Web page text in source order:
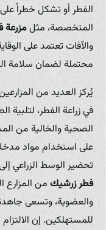
الفطر أو تشكل خطراً
المتخصصة، مثلمزرعة
والآفات تعتمد على
محتملة لضمان سلامة
يُركز العديد من
في زراعة الفطر، لتلبية
الصحية والخالية من
على استخدام مواد
تحضير الوسط الزراعي
فطر زرشيكمن المزارع
والعضوية، وتسعى
للمستهلكين. إن